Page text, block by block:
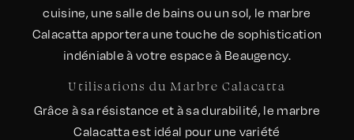
cuisine, une salle de bains ou un sol, le marbre
Calacatta apportera une touche de sophistication
indéniable à votre espace à Beaugency.
Utilisations du Marbre Calacatta
Grâce à sa résistance et à sa durabilité, le marbre
Calacatta est idéal pour une variété